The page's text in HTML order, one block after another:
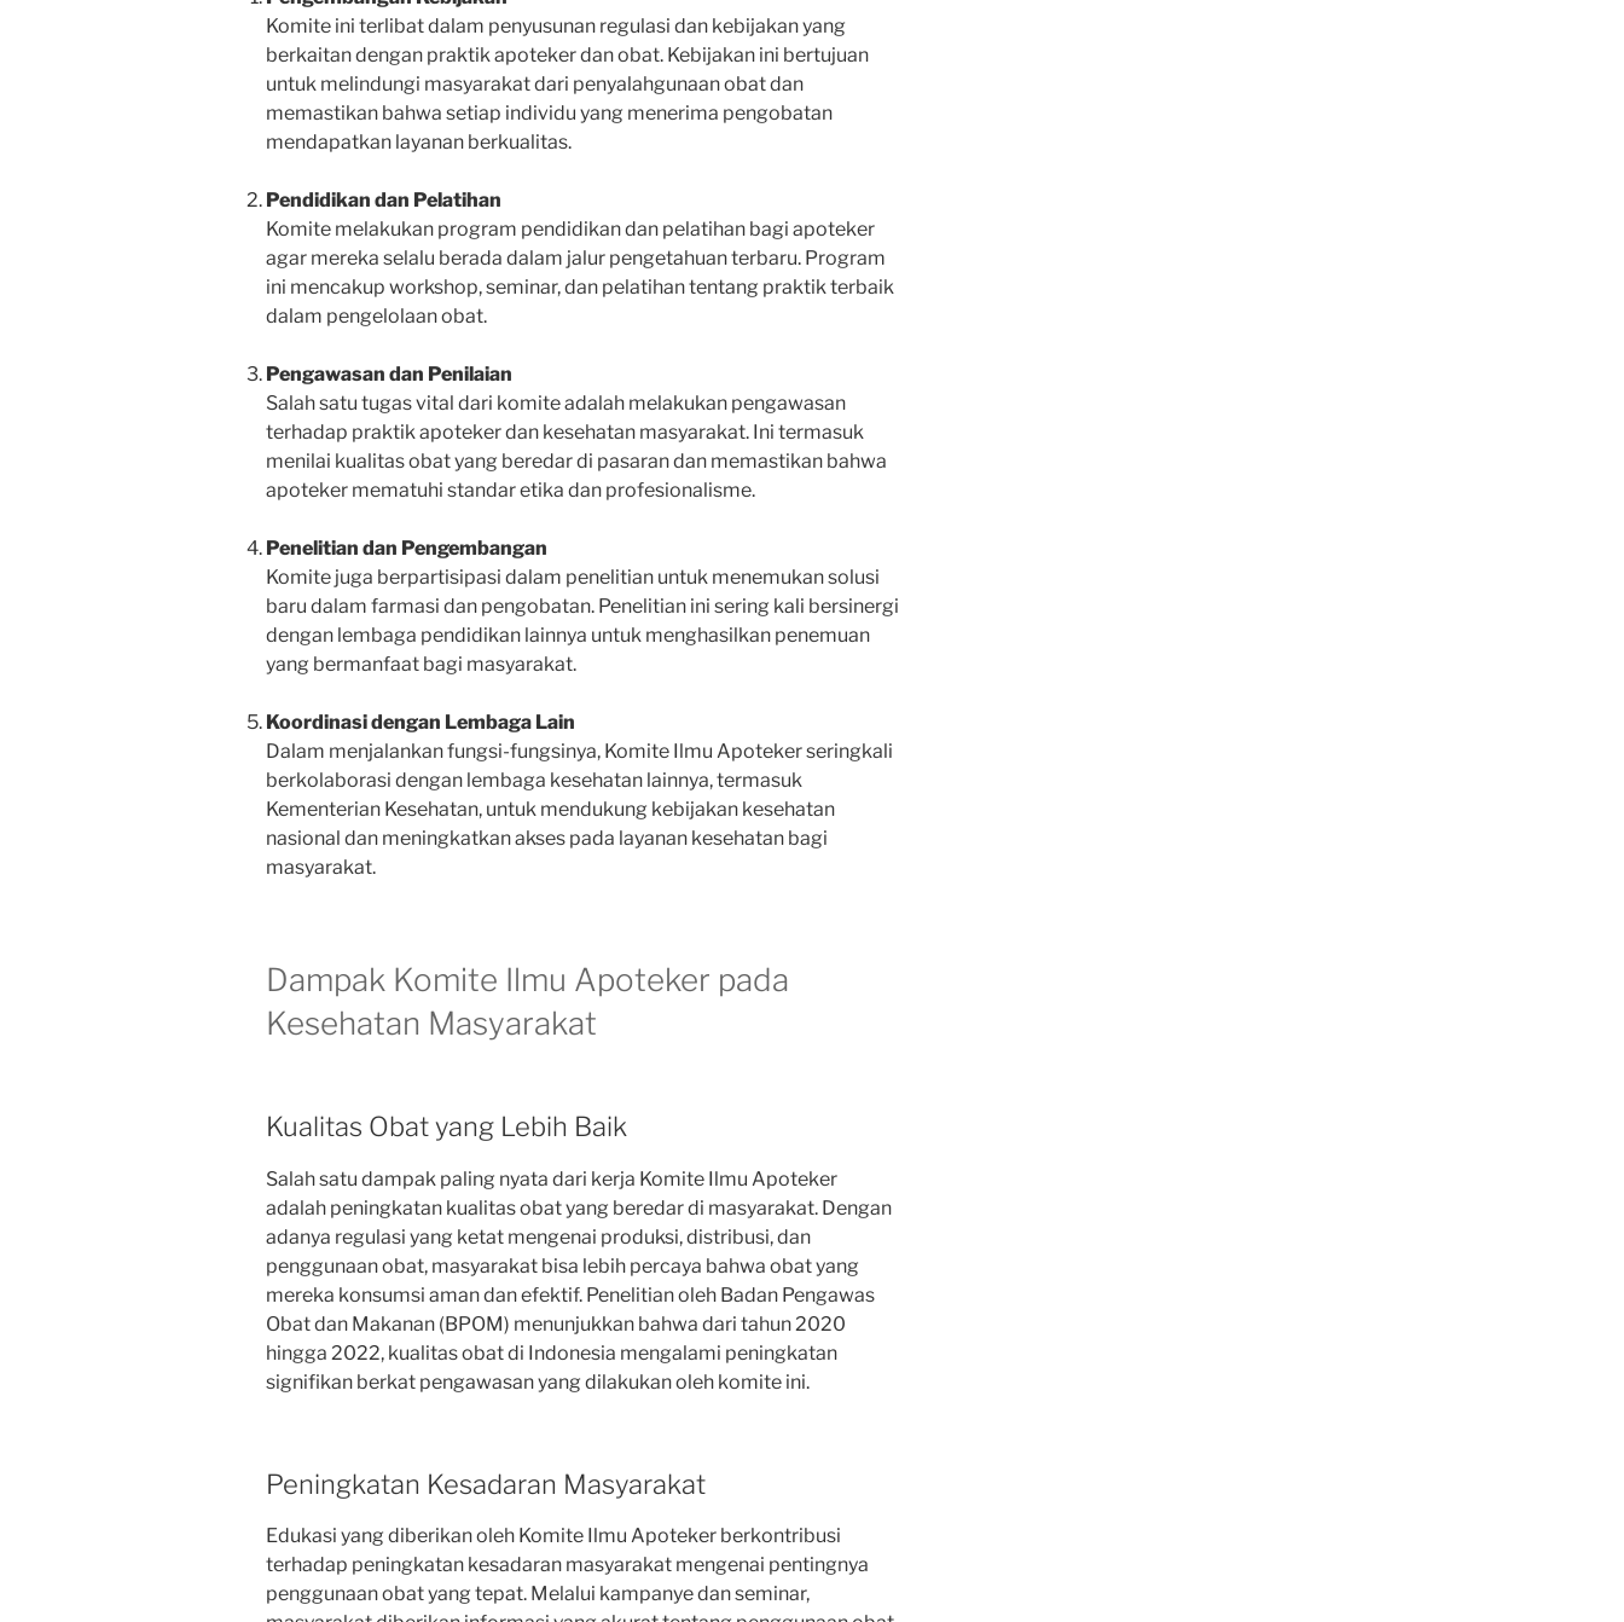
Komite ini terlibat dalam penyusunan regulasi dan kebijakan yang
berkaitan dengan praktik apoteker dan obat. Kebijakan ini bertujuan
untuk melindungi masyarakat dari penyalahgunaan obat dan
memastikan bahwa setiap individu yang menerima pengobatan
mendapatkan layanan berkualitas.
Pendidikan dan Pelatihan
Komite melakukan program pendidikan dan pelatihan bagi apoteker
agar mereka selalu berada dalam jalur pengetahuan terbaru. Program
ini mencakup workshop, seminar, dan pelatihan tentang praktik terbaik
dalam pengelolaan obat.
Pengawasan dan Penilaian
Salah satu tugas vital dari komite adalah melakukan pengawasan
terhadap praktik apoteker dan kesehatan masyarakat. Ini termasuk
menilai kualitas obat yang beredar di pasaran dan memastikan bahwa
apoteker mematuhi standar etika dan profesionalisme.
Penelitian dan Pengembangan
Komite juga berpartisipasi dalam penelitian untuk menemukan solusi
baru dalam farmasi dan pengobatan. Penelitian ini sering kali bersinergi
dengan lembaga pendidikan lainnya untuk menghasilkan penemuan
yang bermanfaat bagi masyarakat.
Koordinasi dengan Lembaga Lain
Dalam menjalankan fungsi-fungsinya, Komite Ilmu Apoteker seringkali
berkolaborasi dengan lembaga kesehatan lainnya, termasuk
Kementerian Kesehatan, untuk mendukung kebijakan kesehatan
nasional dan meningkatkan akses pada layanan kesehatan bagi
masyarakat.
Dampak Komite Ilmu Apoteker pada
Kesehatan Masyarakat
Kualitas Obat yang Lebih Baik
Salah satu dampak paling nyata dari kerja Komite Ilmu Apoteker
adalah peningkatan kualitas obat yang beredar di masyarakat. Dengan
adanya regulasi yang ketat mengenai produksi, distribusi, dan
penggunaan obat, masyarakat bisa lebih percaya bahwa obat yang
mereka konsumsi aman dan efektif. Penelitian oleh Badan Pengawas
Obat dan Makanan (BPOM) menunjukkan bahwa dari tahun 2020
hingga 2022, kualitas obat di Indonesia mengalami peningkatan
signifikan berkat pengawasan yang dilakukan oleh komite ini.
Peningkatan Kesadaran Masyarakat
Edukasi yang diberikan oleh Komite Ilmu Apoteker berkontribusi
terhadap peningkatan kesadaran masyarakat mengenai pentingnya
penggunaan obat yang tepat. Melalui kampanye dan seminar,